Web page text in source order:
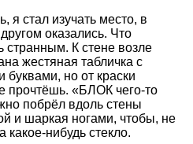
я стал изучать место, в
оказались. Что
странным. К стене возле
жестяная табличка с
но от краски
прочтёшь. «БЛОК чего-то
побрёл вдоль стены
и шаркая ногами, чтобы, не
какое-нибудь стекло.